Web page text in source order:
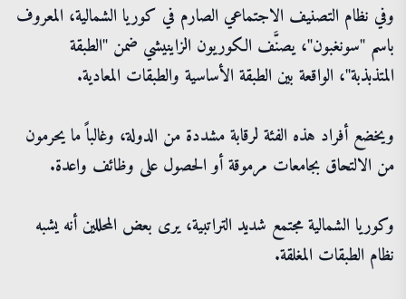
وفي نظام التصنيف الاجتماعي الصارم في كوريا الشمالية، المعروف
باسم "سونغبون"، يصنَّف الكوريون الزاينيشي ضمن "الطبقة
المتذبذبة"، الواقعة بين الطبقة الأساسية والطبقات المعادية.
ويخضع أفراد هذه الفئة لرقابة مشددة من الدولة، وغالباً ما يحرمون
من الالتحاق بجامعات مرموقة أو الحصول على وظائف واعدة.
وكوريا الشمالية مجتمع شديد التراتبية، يرى بعض المحللين أنه يشبه
نظام الطبقات المغلقة.